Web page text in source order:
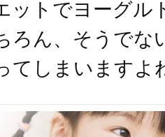
ットでヨーグル
ろん、そうでな
てしまいます